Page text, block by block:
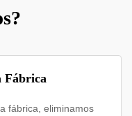
Fábrica
fábrica, eliminamos